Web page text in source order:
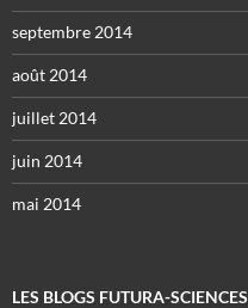
septembre 2014
août 2014
juillet 2014
juin 2014
mai 2014
LES BLOGS FUTURA-SCIENCES